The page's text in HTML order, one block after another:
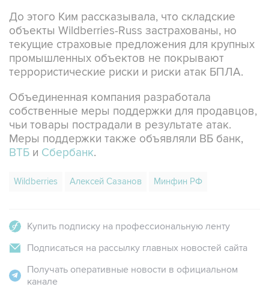
До этого Ким рассказывала, что складские
объекты Wildberries-Russ застрахованы, но
текущие страховые предложения для крупных
промышленных объектов не покрывают
террористические риски и риски атак БПЛА.
Объединенная компания разработала
собственные меры поддержки для продавцов,
чьи товары пострадали в результате атак.
Меры поддержки также объявляли ВБ банк,
ВТБ и Сбербанк.
Wildberries Алексей Сазанов Минфин РФ
Купить подписку на профессиональную ленту
Подписаться на рассылку главных новостей сайта
Получать оперативные новости в официальном
канале